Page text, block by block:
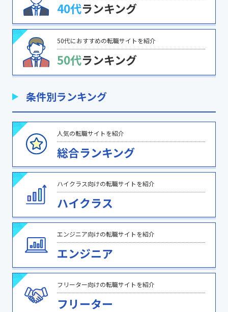
40代ランキング
50代におすすめの転職サイトを紹介
50代ランキング
条件別ランキング
人気の転職サイトを紹介
総合ランキング
ハイクラス向けの転職サイトを紹介
ハイクラス
エンジニア向けの転職サイトを紹介
エンジニア
フリーター向けの転職サイトを紹介
フリーター